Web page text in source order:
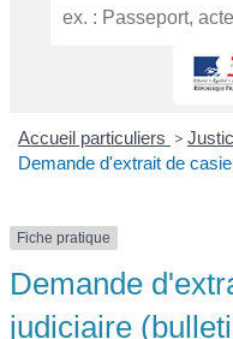
Accueil particuliers >
Demande d'extrait de
Fiche pratique
Demande
judiciaire